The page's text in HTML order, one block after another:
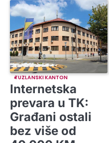
TUZLANSKI KANTON
Internetska
prevara u TK:
Građani ostali
bez više od